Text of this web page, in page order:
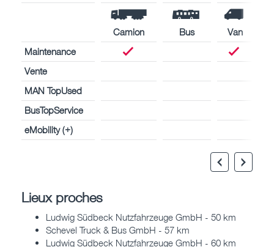
Camion Bus
Van
Maintenance
Vente
MAN TopUsed
BusTopService
eMobility (+)
Lieux proches
Ludwig Südbeck Nutzfahrzeuge GmbH - 50 km
Schevel Truck & Bus GmbH - 57 km
Ludwig Südbeck Nutzfahrzeuge GmbH - 60 km